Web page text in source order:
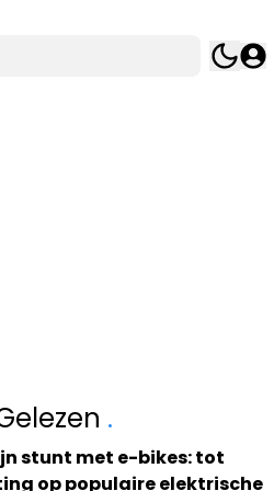
.
stunt met e-bikes: tot
op populaire elektrische